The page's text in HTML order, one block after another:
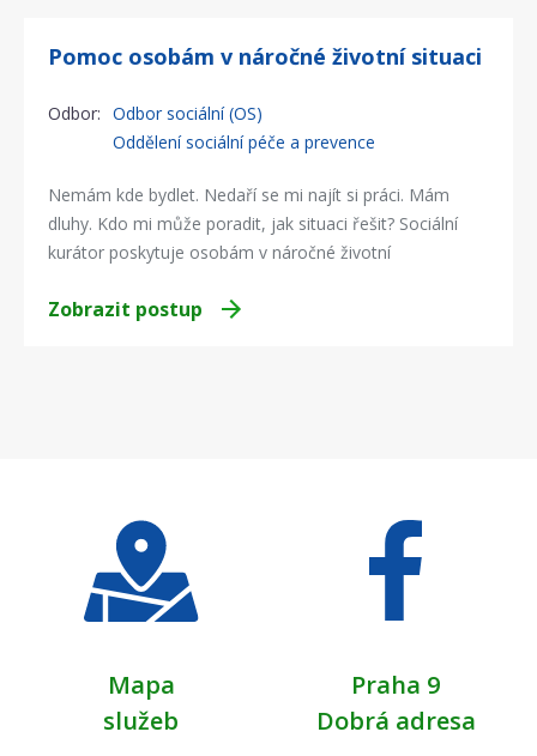
Pomoc osobám v náročné životní situaci
Odbor: Odbor sociální (OS)
Oddělení sociální péče a prevence
Nemám kde bydlet. Nedaří se mi najít si práci. Mám
dluhy. Kdo mi může poradit, jak situaci řešit? Sociální
kurátor poskytuje osobám v náročné životní
Zobrazit postup
Mapa
služeb
Praha 9
Dobrá adresa